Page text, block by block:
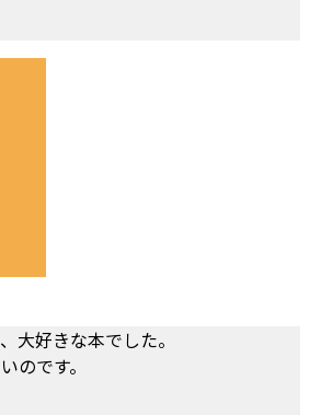
大好きな本でした。
のです。